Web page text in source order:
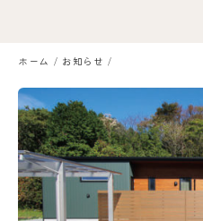
ホーム お知らせ